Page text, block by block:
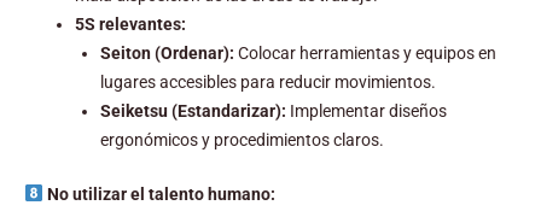
5S relevantes:
Seiton (Ordenar): Colocar herramientas y equipos en
lugares accesibles para reducir movimientos.
Seiketsu (Estandarizar): Implementar diseños
ergonómicos y procedimientos claros.
No utilizar el talento humano: